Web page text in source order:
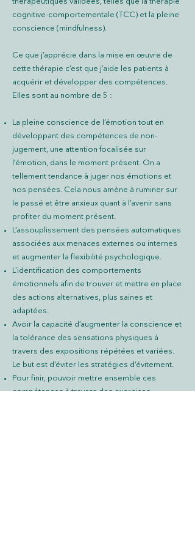
cognitive-comportementale (TCC) et la pleine
conscience (mindfulness).
Ce que j’apprécie dans la mise en œuvre de
cette thérapie c’est que j’aide les patients à
acquérir et développer des compétences.
Elles sont au nombre de 5 :
La pleine conscience de l’émotion tout en
développant des compétences de non-
jugement, une attention focalisée sur
l’émotion, dans le moment présent. On a
tellement tendance à juger nos émotions et
nos pensées. Cela nous amène à ruminer sur
le passé et être anxieux quant à l’avenir sans
profiter du moment présent.
L’assouplissement des pensées automatiques
associées aux menaces externes ou internes
et augmenter la flexibilité psychologique.
L’identification des comportements
émotionnels afin de trouver et mettre en place
des actions alternatives, plus saines et
adaptées.
Avoir la capacité d’augmenter la conscience et
la tolérance des sensations physiques à
travers des expositions répétées et variées.
Le but est d’éviter les stratégies d’évitement.
Pour finir, pouvoir mettre ensemble ces
compétences à travers des exercices